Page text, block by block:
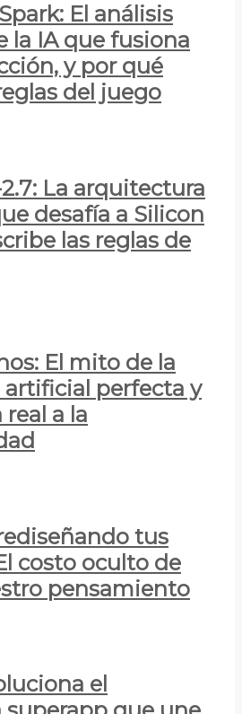
El análisis
la IA que fusiona
y por qué
del juego
La arquitectura
desafía a Silicon
las reglas de
El mito de la
perfecta y
a la
tus
costo oculto de
pensamiento
el